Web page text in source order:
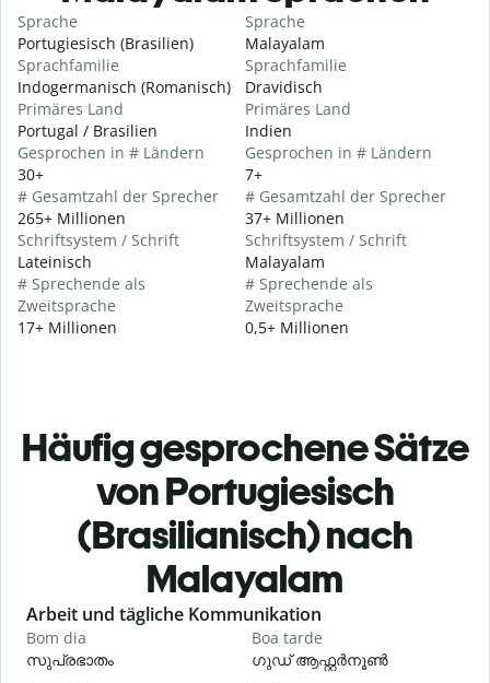
Sprache
Portugiesisch (Brasilien)
Sprachfamilie
Indogermanisch (Romanisch)
Primäres Land
Portugal / Brasilien
Gesprochen in # Ländern
30+
# Gesamtzahl der Sprecher
265+ Millionen
Schriftsystem / Schrift
Lateinisch
# Sprechende als
Zweitsprache
17+ Millionen
Sprache
Malayalam
Sprachfamilie
Dravidisch
Primäres Land
Indien
Gesprochen in # Ländern
7+
# Gesamtzahl der Sprecher
37+ Millionen
Schriftsystem / Schrift
Malayalam
# Sprechende als
Zweitsprache
0,5+ Millionen
Häufig gesprochene Sätze
von Portugiesisch
(Brasilianisch) nach
Malayalam
Slide 1 of 6
Arbeit und tägliche Kommunikation
Bom dia
സുപ്രഭാതം
Boa tarde
ഗുഡ് ആഫ്റ്റർനൂൺ